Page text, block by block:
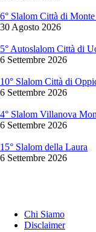
6° Slalom Città di
30 Agosto 2026
5° Autoslalom Città di
6 Settembre 2026
10° Slalom Città di
6 Settembre 2026
4° Slalom Villanova
6 Settembre 2026
15° Slalom della Laura
6 Settembre 2026
Chi Siamo
Disclaimer